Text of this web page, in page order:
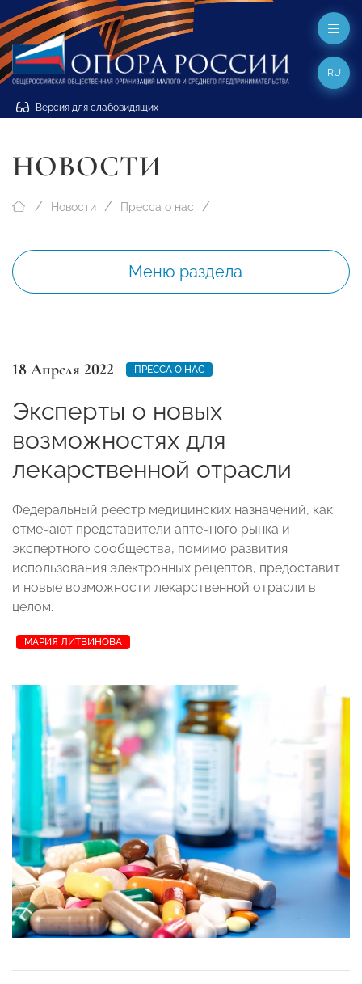
Версия для слабовидящих
RU
НОВОСТИ
Новости Пресса о нас
Меню раздела
18 Апреля 2022 ПРЕССА О НАС
Эксперты о новых
возможностях для
лекарственной отрасли
Федеральный реестр медицинских назначений, как
отмечают представители аптечного рынка и
экспертного сообщества, помимо развития
использования электронных рецептов, предоставит
и новые возможности лекарственной отрасли в
целом.
МАРИЯ ЛИТВИНОВА